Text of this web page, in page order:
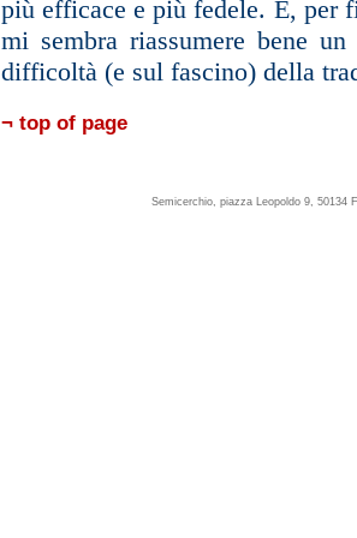
più efficace e più fedele. E, per
mi sembra riassumere bene un
difficoltà (e sul fascino) della
¬ top of page
Semicerchio, piazza Leopoldo 9, 50134